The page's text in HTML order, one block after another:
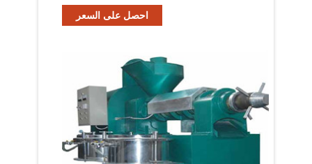
احصل على السعر